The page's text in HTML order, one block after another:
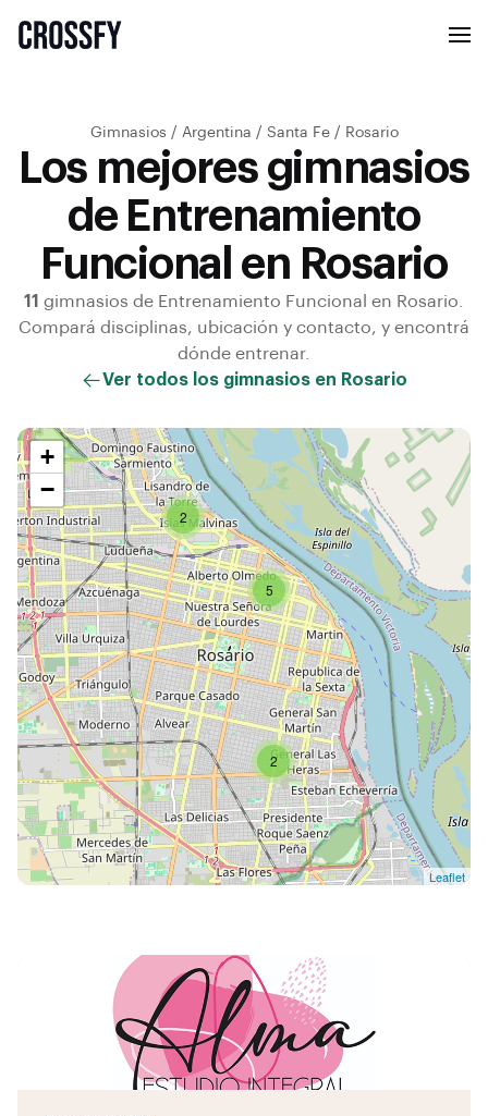
Gimnasios / Argentina / Santa Fe / Rosario
Los mejores gimnasios
de Entrenamiento
Funcional en Rosario
11 gimnasios de Entrenamiento Funcional en Rosario
Compará disciplinas, ubicación y contacto, y encontrá
dónde entrenar.
Ver todos los gimnasios en Rosario
2
5
2
+
−
Leaflet